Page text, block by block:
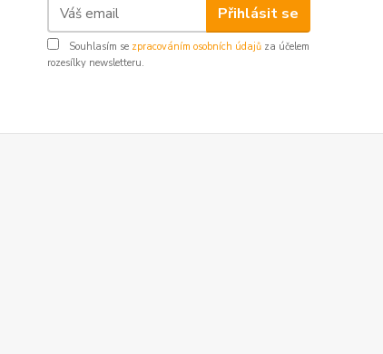
Přihlásit se
Souhlasím se zpracováním osobních údajů za účelem
rozesílky newsletteru.